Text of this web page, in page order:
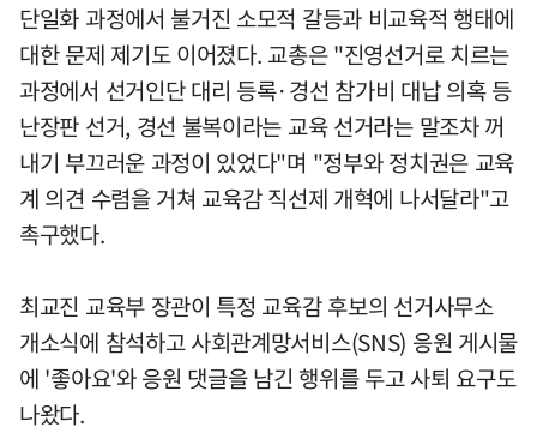
단일화 과정에서 불거진 소모적 갈등과 비교육적 행태에
대한 문제 제기도 이어졌다. 교총은 "진영선거로 치르는
과정에서 선거인단 대리 등록·경선 참가비 대납 의혹 등
난장판 선거, 경선 불복이라는 교육 선거라는 말조차 꺼
내기 부끄러운 과정이 있었다"며 "정부와 정치권은 교육
계 의견 수렴을 거쳐 교육감 직선제 개혁에 나서달라"고
촉구했다.
최교진 교육부 장관이 특정 교육감 후보의 선거사무소
개소식에 참석하고 사회관계망서비스(SNS) 응원 게시물
에 '좋아요'와 응원 댓글을 남긴 행위를 두고 사퇴 요구도
나왔다.